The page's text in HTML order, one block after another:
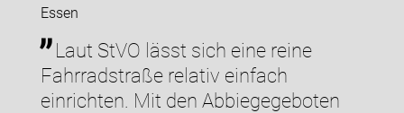
Essen
Laut StVO lässt sich eine reine
Fahrradstraße relativ einfach
einrichten. Mit den Abbiegegeboten